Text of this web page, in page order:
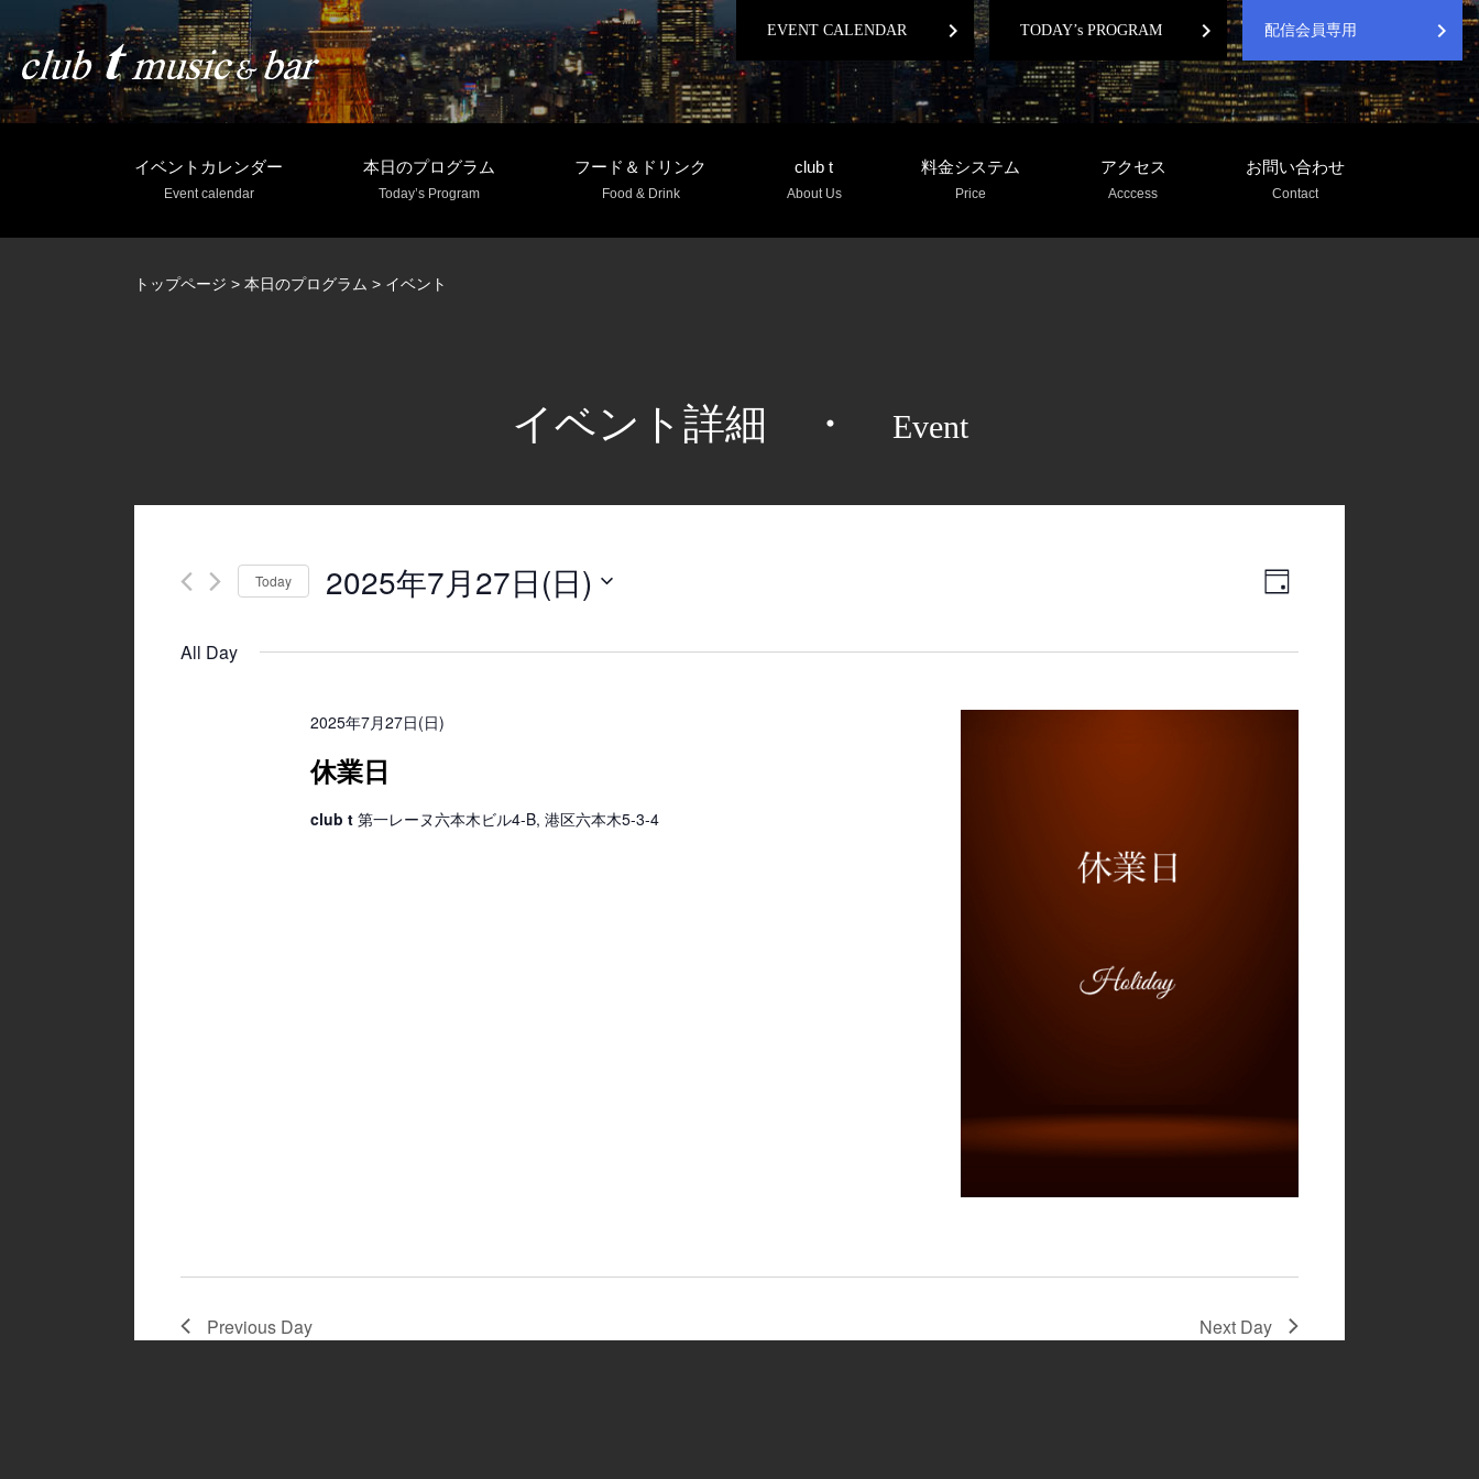
EVENT CALENDAR chevron_right TODAY’s PROGRAM chevron_right 配信会員専用 chevron_right
イベントカレンダー
Event calendar
本日のプログラム
Today’s Program
フード＆ドリンク
Food & Drink
club t
About Us
料金システム
Price
アクセス
Acccess
お問い合わせ
Contact
トップページ > 本日のプログラム > イベント
イベント詳細 ・ Event
Views
Event
日
Today 2025年7月27日(日)
All Day
2025年7月27日(日)
休業日
club t第一レーヌ六本木ビル4-B, 港区六本木5-3-4
Previous Day Next Day